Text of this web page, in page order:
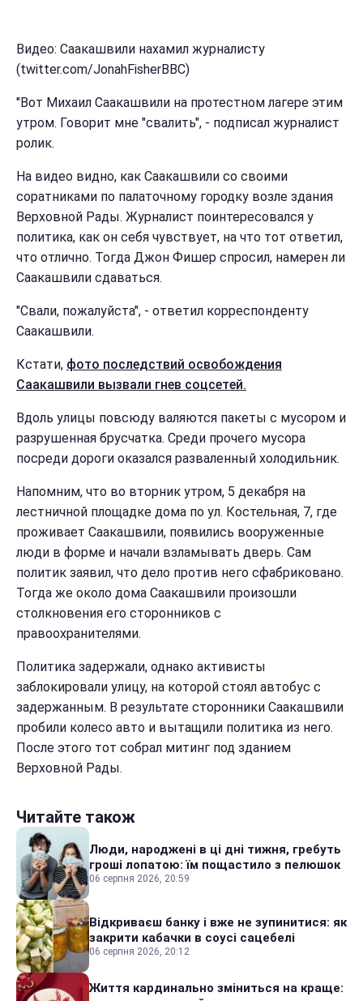
Видео: Саакашвили нахамил журналисту
(twitter.com/JonahFisherBBC)
"Вот Михаил Саакашвили на протестном лагере этим
утром. Говорит мне "свалить", - подписал журналист
ролик.
На видео видно, как Саакашвили со своими
соратниками по палаточному городку возле здания
Верховной Рады. Журналист поинтересовался у
политика, как он себя чувствует, на что тот ответил,
что отлично. Тогда Джон Фишер спросил, намерен ли
Саакашвили сдаваться.
"Свали, пожалуйста", - ответил корреспонденту
Саакашвили.
Кстати, фото последствий освобождения
Саакашвили вызвали гнев соцсетей.
Вдоль улицы повсюду валяются пакеты с мусором и
разрушенная брусчатка. Среди прочего мусора
посреди дороги оказался разваленный холодильник.
Напомним, что во вторник утром, 5 декабря на
лестничной площадке дома по ул. Костельная, 7, где
проживает Саакашвили, появились вооруженные
люди в форме и начали взламывать дверь. Сам
политик заявил, что дело против него сфабриковано.
Тогда же около дома Саакашвили произошли
столкновения его сторонников с
правоохранителями.
Политика задержали, однако активисты
заблокировали улицу, на которой стоял автобус с
задержанным. В результате сторонники Саакашвили
пробили колесо авто и вытащили политика из него.
После этого тот собрал митинг под зданием
Верховной Рады.
Читайте також
Люди, народжені в ці дні тижня, гребуть
гроші лопатою: їм пощастило з пелюшок
06 серпня 2026, 20:59
Відкриваєш банку і вже не зупинитися: як
закрити кабачки в соусі сацебелі
06 серпня 2026, 20:12
Життя кардинально зміниться на краще: